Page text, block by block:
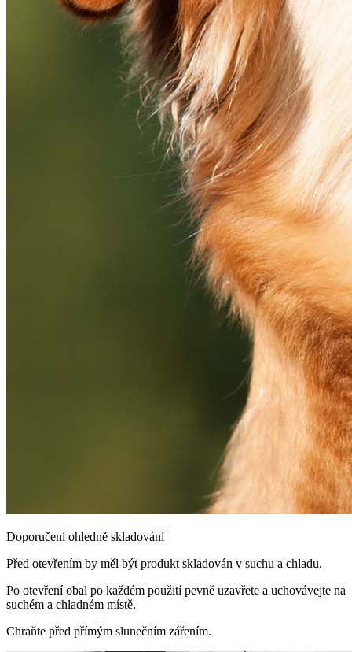
Doporučení ohledně skladování
Před otevřením by měl být produkt skladován v suchu a chladu.
Po otevření obal po každém použití pevně uzavřete a uchovávejte na
suchém a chladném místě.
Chraňte před přímým slunečním zářením.